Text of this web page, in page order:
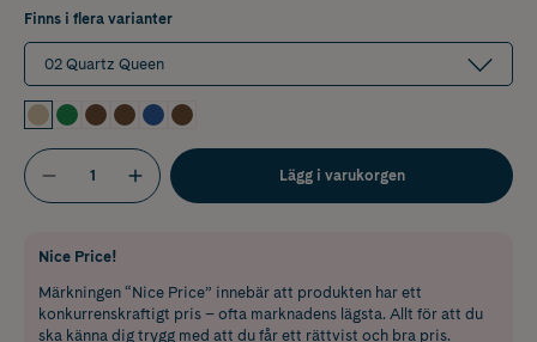
Finns i flera varianter
02 Quartz Queen
Lägg i varukorgen
Nice Price!
Märkningen “Nice Price” innebär att produkten har ett
konkurrenskraftigt pris – ofta marknadens lägsta. Allt för att du
ska känna dig trygg med att du får ett rättvist och bra pris.